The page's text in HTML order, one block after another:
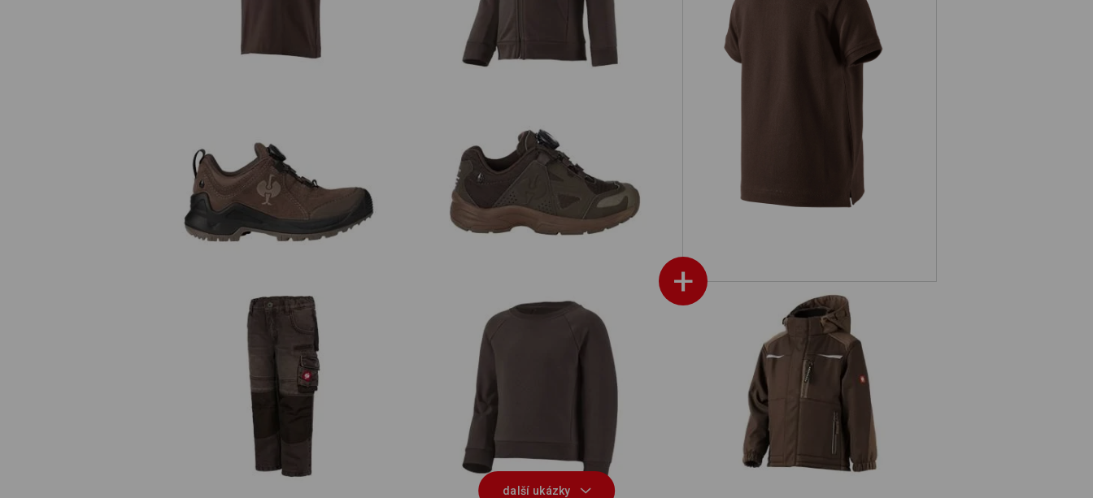
+
Víceúčelová obuv e.s. Apate II low,
dětská
Víceúčelová obuv e.s. Corvids II low,
Jeans e.s.motion denim, dětské e.s. Mikina cotton stretch, dětská Dětská softshellová bunda e.s.motion
další ukázky